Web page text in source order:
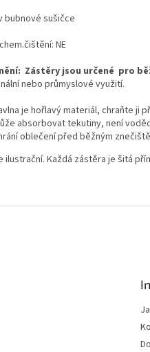
bubnové sušičce
NE
Zástěry jsou určené pro
nebo průmyslové využití.
je hořlavý materiál, chraňte ji
absorbovat tekutiny, není
oblečení před běžným
ilustrační. Každá zástěra je šitá